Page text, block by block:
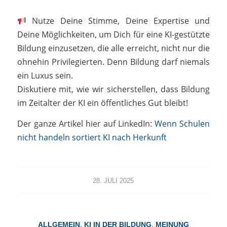
Nutze Deine Stimme, Deine Expertise und
Deine Möglichkeiten, um Dich für eine KI-gestützte
Bildung einzusetzen, die alle erreicht, nicht nur die
ohnehin Privilegierten. Denn Bildung darf niemals
ein Luxus sein.
Diskutiere mit, wie wir sicherstellen, dass Bildung
im Zeitalter der KI ein öffentliches Gut bleibt!
Der ganze Artikel hier auf LinkedIn:Wenn Schulen
nicht handeln sortiert KI nach Herkunft
28. JULI 2025
ALLGEMEIN, KI IN DER BILDUNG, MEINUNG